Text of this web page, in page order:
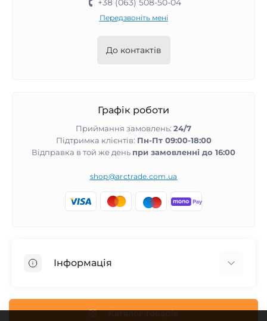
+38 (063) 508-50-04
Передзвоніть мені
До контактів
Графік роботи
Приймання замовлень: 24/7
Підтримка клієнтів: Пн-Пт 09:00-18:00
Відправка в той же день при замовленні до 16:00
shop@arctrade.com.ua
Інформація
Співпраця з нами
Каталог товарів